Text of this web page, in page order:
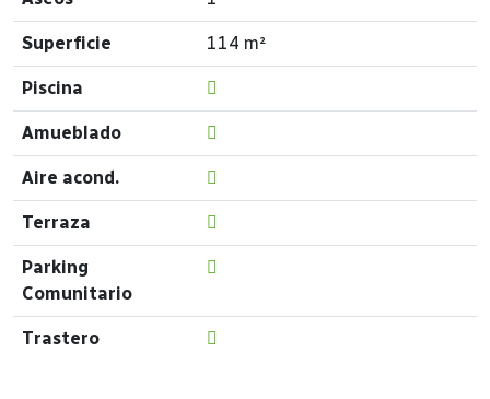
Superficie 114 m²
Piscina
Amueblado
Aire acond.
Terraza
Parking
Comunitario
Trastero